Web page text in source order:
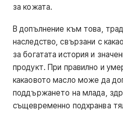
за кожата.
В допълнение към това,
наследство, свързани с
за богатата история и
продукт. При правилно и
какаовото масло може да
поддържането на млада,
същевременно подхранва